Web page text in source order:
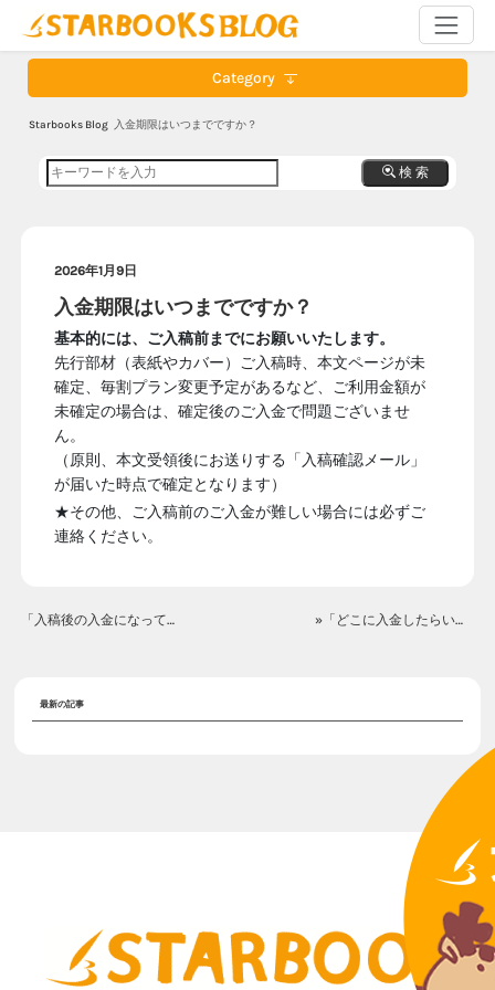
Category
検 索
Starbooks Blog 入金期限はいつまでですか？
2026年1月9日
入金期限はいつまでですか？
基本的には、ご入稿前までにお願いいたします。
先行部材（表紙やカバー）ご入稿時、本文ページが未
確定、毎割プラン変更予定があるなど、ご利用金額が
未確定の場合は、確定後のご入金で問題ございませ
ん。
（原則、本文受領後にお送りする「入稿確認メール」
が届いた時点で確定となります）
★その他、ご入稿前のご入金が難しい場合には必ずご
連絡ください。
「入稿後の入金になってしまいますが、大丈夫でしょうか？」« »「どこに入金したらいいですか？」
最新の記事